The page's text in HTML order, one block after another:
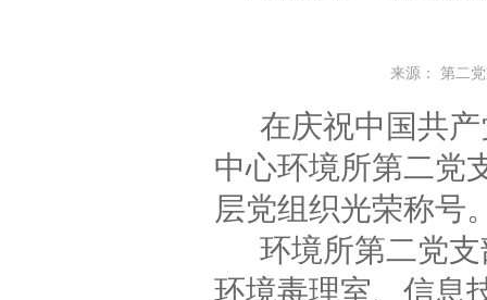
来源： 第二
在庆祝中国共
中心环境所第二党
层党组织光荣称号
环境所第二党
环境毒理室、信息